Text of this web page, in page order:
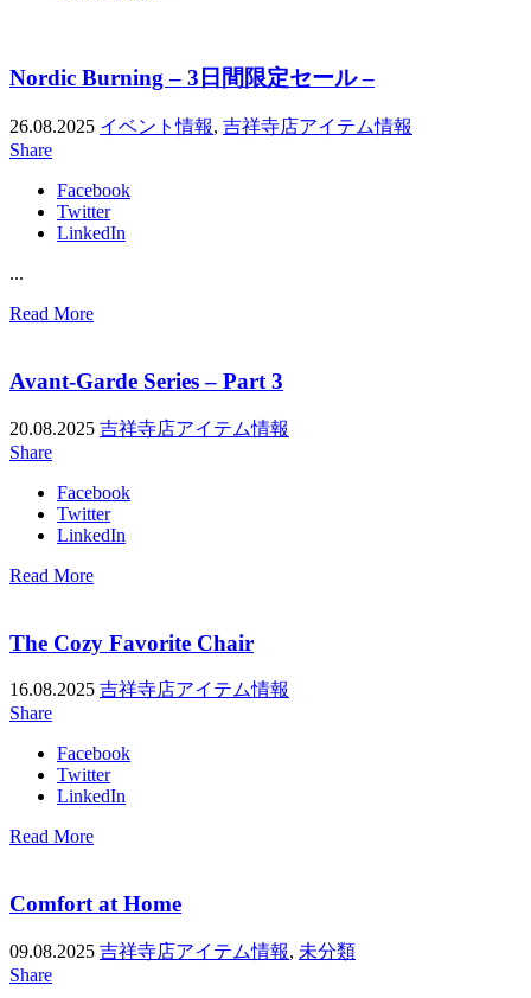
Nordic Burning – 3日間限定セール –
26.08.2025 イベント情報, 吉祥寺店アイテム情報
Share
Facebook
Twitter
LinkedIn
...
Read More
Avant-Garde Series – Part 3
20.08.2025 吉祥寺店アイテム情報
Share
Facebook
Twitter
LinkedIn
Read More
The Cozy Favorite Chair
16.08.2025 吉祥寺店アイテム情報
Share
Facebook
Twitter
LinkedIn
Read More
Comfort at Home
09.08.2025 吉祥寺店アイテム情報, 未分類
Share